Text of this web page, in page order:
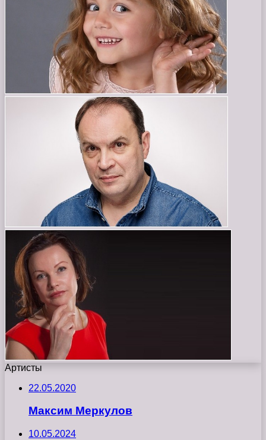
Артисты
22.05.2020
Максим Меркулов
10.05.2024